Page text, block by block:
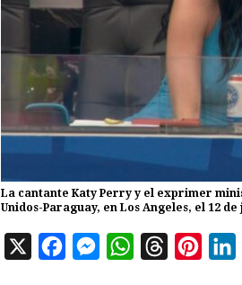
La cantante Katy Perry y el exprimer
Unidos-Paraguay, en Los Angeles, el 12 de
X
M
W